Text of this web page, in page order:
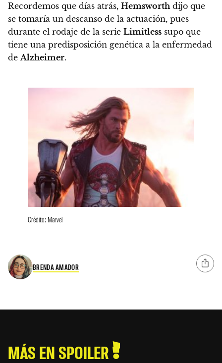
Recordemos que días atrás, Hemsworth dijo que
se tomaría un descanso de la actuación, pues
durante el rodaje de la serie Limitless supo que
tiene una predisposición genética a la enfermedad
de Alzheimer.
Crédito: Marvel
BRENDA AMADOR
MÁS EN SPOILER